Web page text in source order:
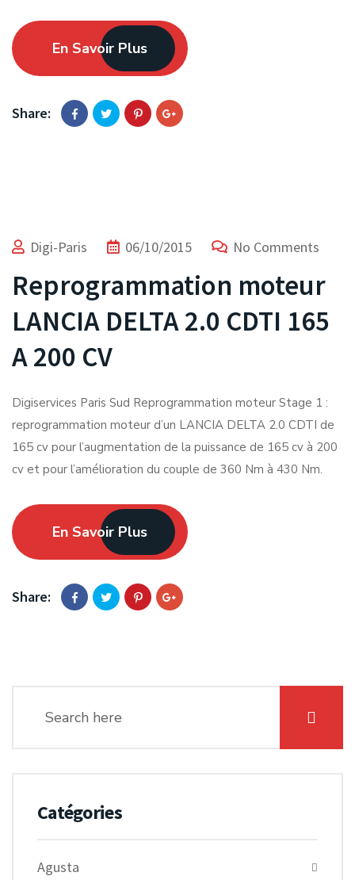
En Savoir Plus
Share:
Digi-Paris 06/10/2015 No Comments
Reprogrammation moteur
LANCIA DELTA 2.0 CDTI 165
A 200 CV
Digiservices Paris Sud Reprogrammation moteur Stage 1 :
reprogrammation moteur d’un LANCIA DELTA 2.0 CDTI de
165 cv pour l’augmentation de la puissance de 165 cv à 200
cv et pour l’amélioration du couple de 360 Nm à 430 Nm.
En Savoir Plus
Share:
Catégories
Agusta